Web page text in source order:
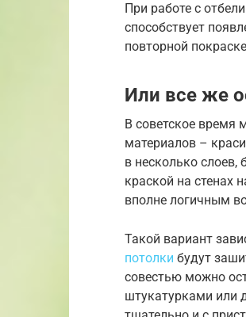
При работе с
способствует
повторной
Или все же
В советское время
материалов –
в несколько слоев,
краской на стенах
вполне логичным
Такой вариант
потолки будут
совестью можно
штукатурками или